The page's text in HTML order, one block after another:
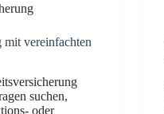
mit vereinfachten
suchen,
oder